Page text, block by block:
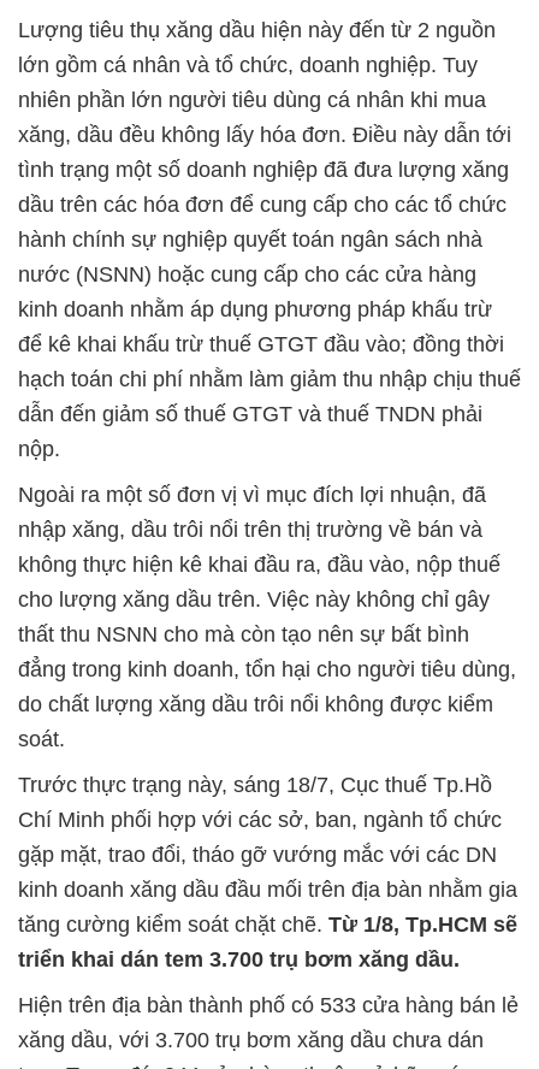
Lượng tiêu thụ xăng dầu hiện này đến từ 2 nguồn
lớn gồm cá nhân và tổ chức, doanh nghiệp. Tuy
nhiên phần lớn người tiêu dùng cá nhân khi mua
xăng, dầu đều không lấy hóa đơn. Điều này dẫn tới
tình trạng một số doanh nghiệp đã đưa lượng xăng
dầu trên các hóa đơn để cung cấp cho các tổ chức
hành chính sự nghiệp quyết toán ngân sách nhà
nước (NSNN) hoặc cung cấp cho các cửa hàng
kinh doanh nhằm áp dụng phương pháp khấu trừ
để kê khai khấu trừ thuế GTGT đầu vào; đồng thời
hạch toán chi phí nhằm làm giảm thu nhập chịu thuế
dẫn đến giảm số thuế GTGT và thuế TNDN phải
nộp.
Ngoài ra một số đơn vị vì mục đích lợi nhuận, đã
nhập xăng, dầu trôi nổi trên thị trường về bán và
không thực hiện kê khai đầu ra, đầu vào, nộp thuế
cho lượng xăng dầu trên. Việc này không chỉ gây
thất thu NSNN cho mà còn tạo nên sự bất bình
đẳng trong kinh doanh, tổn hại cho người tiêu dùng,
do chất lượng xăng dầu trôi nổi không được kiểm
soát.
Trước thực trạng này, sáng 18/7, Cục thuế Tp.Hồ
Chí Minh phối hợp với các sở, ban, ngành tổ chức
gặp mặt, trao đổi, tháo gỡ vướng mắc với các DN
kinh doanh xăng dầu đầu mối trên địa bàn nhằm gia
tăng cường kiểm soát chặt chẽ. Từ 1/8, Tp.HCM sẽ
triển khai dán tem 3.700 trụ bơm xăng dầu.
Hiện trên địa bàn thành phố có 533 cửa hàng bán lẻ
xăng dầu, với 3.700 trụ bơm xăng dầu chưa dán